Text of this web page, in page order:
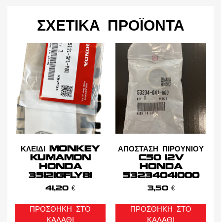
ΣΧΕΤΙΚΆ ΠΡΟΪΌΝΤΑ
ΚΛΕΙΔΙ MONKEY
KUMAMON
HONDA
35121GFLY81
41,20 €
ΠΡΟΣΘΉΚΗ ΣΤΟ
ΚΑΛΆΘΙ
ΑΠΟΣΤΑΣΗ ΠΙΡΟΥΝΙΟΥ
C50 12V
HONDA
53234041000
3,50 €
ΠΡΟΣΘΉΚΗ ΣΤΟ
ΚΑΛΆΘΙ